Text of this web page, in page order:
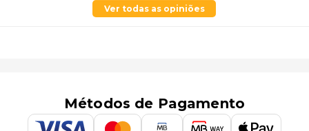
Ver todas as opiniões
Métodos de Pagamento